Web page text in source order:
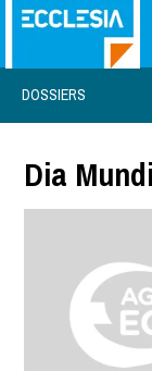
DOSSIERS
Dia